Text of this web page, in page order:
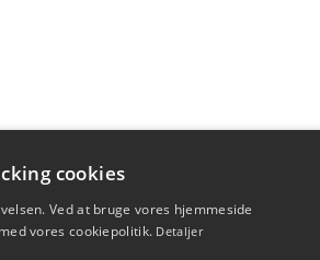
cookies
Ved at bruge vores hjemmeside
vores cookiepolitik. Detaljer